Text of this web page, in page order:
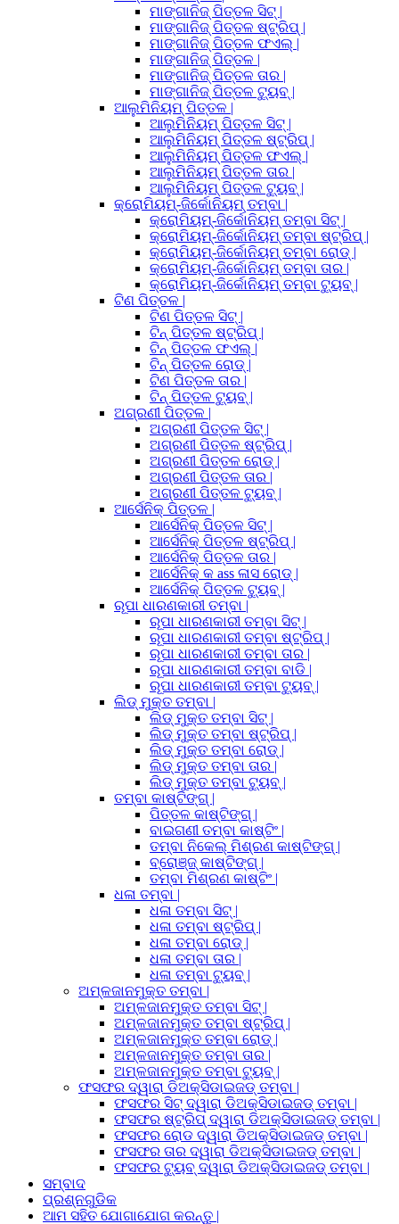
ମାଙ୍ଗାନିଜ୍ ପିତ୍ତଳ ସିଟ୍ |
ମାଙ୍ଗାନିଜ୍ ପିତ୍ତଳ ଷ୍ଟ୍ରିପ୍ |
ମାଙ୍ଗାନିଜ୍ ପିତ୍ତଳ ଫଏଲ୍ |
ମାଙ୍ଗାନିଜ୍ ପିତ୍ତଳ |
ମାଙ୍ଗାନିଜ୍ ପିତ୍ତଳ ତାର |
ମାଙ୍ଗାନିଜ୍ ପିତ୍ତଳ ଟ୍ୟୁବ୍ |
ଆଲୁମିନିୟମ୍ ପିତ୍ତଳ |
ଆଲୁମିନିୟମ୍ ପିତ୍ତଳ ସିଟ୍ |
ଆଲୁମିନିୟମ୍ ପିତ୍ତଳ ଷ୍ଟ୍ରିପ୍ |
ଆଲୁମିନିୟମ୍ ପିତ୍ତଳ ଫଏଲ୍ |
ଆଲୁମିନିୟମ୍ ପିତ୍ତଳ ତାର |
ଆଲୁମିନିୟମ୍ ପିତ୍ତଳ ଟ୍ୟୁବ୍ |
କ୍ରୋମିୟମ୍-ଜିର୍କୋନିୟମ୍ ତମ୍ବା |
କ୍ରୋମିୟମ୍-ଜିର୍କୋନିୟମ୍ ତମ୍ବା ସିଟ୍ |
କ୍ରୋମିୟମ୍-ଜିର୍କୋନିୟମ୍ ତମ୍ବା ଷ୍ଟ୍ରିପ୍ |
କ୍ରୋମିୟମ୍-ଜିର୍କୋନିୟମ୍ ତମ୍ବା ରୋଡ୍ |
କ୍ରୋମିୟମ୍-ଜିର୍କୋନିୟମ୍ ତମ୍ବା ତାର |
କ୍ରୋମିୟମ୍-ଜିର୍କୋନିୟମ୍ ତମ୍ବା ଟ୍ୟୁବ୍ |
ଟିଣ ପିତ୍ତଳ |
ଟିଣ ପିତ୍ତଳ ସିଟ୍ |
ଟିନ୍ ପିତ୍ତଳ ଷ୍ଟ୍ରିପ୍ |
ଟିନ୍ ପିତ୍ତଳ ଫଏଲ୍ |
ଟିନ୍ ପିତ୍ତଳ ରୋଡ୍ |
ଟିଣ ପିତ୍ତଳ ତାର |
ଟିନ୍ ପିତ୍ତଳ ଟ୍ୟୁବ୍ |
ଅଗ୍ରଣୀ ପିତ୍ତଳ |
ଅଗ୍ରଣୀ ପିତ୍ତଳ ସିଟ୍ |
ଅଗ୍ରଣୀ ପିତ୍ତଳ ଷ୍ଟ୍ରିପ୍ |
ଅଗ୍ରଣୀ ପିତ୍ତଳ ରୋଡ୍ |
ଅଗ୍ରଣୀ ପିତ୍ତଳ ତାର |
ଅଗ୍ରଣୀ ପିତ୍ତଳ ଟ୍ୟୁବ୍ |
ଆର୍ସେନିକ୍ ପିତ୍ତଳ |
ଆର୍ସେନିକ୍ ପିତ୍ତଳ ସିଟ୍ |
ଆର୍ସେନିକ୍ ପିତ୍ତଳ ଷ୍ଟ୍ରିପ୍ |
ଆର୍ସେନିକ୍ ପିତ୍ତଳ ତାର |
ଆର୍ସେନିକ୍ କ ass ଳାସ ରୋଡ୍ |
ଆର୍ସେନିକ୍ ପିତ୍ତଳ ଟ୍ୟୁବ୍ |
ରୂପା ଧାରଣକାରୀ ତମ୍ବା |
ରୂପା ଧାରଣକାରୀ ତମ୍ବା ସିଟ୍ |
ରୂପା ଧାରଣକାରୀ ତମ୍ବା ଷ୍ଟ୍ରିପ୍ |
ରୂପା ଧାରଣକାରୀ ତମ୍ବା ତାର |
ରୂପା ଧାରଣକାରୀ ତମ୍ବା ବାଡି |
ରୂପା ଧାରଣକାରୀ ତମ୍ବା ଟ୍ୟୁବ୍ |
ଲିଡ୍ ମୁକ୍ତ ତମ୍ବା |
ଲିଡ୍ ମୁକ୍ତ ତମ୍ବା ସିଟ୍ |
ଲିଡ୍ ମୁକ୍ତ ତମ୍ବା ଷ୍ଟ୍ରିପ୍ |
ଲିଡ୍ ମୁକ୍ତ ତମ୍ବା ରୋଡ୍ |
ଲିଡ୍ ମୁକ୍ତ ତମ୍ବା ତାର |
ଲିଡ୍ ମୁକ୍ତ ତମ୍ବା ଟ୍ୟୁବ୍ |
ତମ୍ବା କାଷ୍ଟିଙ୍ଗ୍ |
ପିତ୍ତଳ କାଷ୍ଟିଙ୍ଗ୍ |
ବାଇଗଣୀ ତମ୍ବା କାଷ୍ଟିଂ |
ତମ୍ବା ନିକେଲ୍ ମିଶ୍ରଣ କାଷ୍ଟିଙ୍ଗ୍ |
ବ୍ରୋଞ୍ଜ୍ କାଷ୍ଟିଙ୍ଗ୍ |
ତମ୍ବା ମିଶ୍ରଣ କାଷ୍ଟିଂ |
ଧଳା ତମ୍ବା |
ଧଳା ତମ୍ବା ସିଟ୍ |
ଧଳା ତମ୍ବା ଷ୍ଟ୍ରିପ୍ |
ଧଳା ତମ୍ବା ରୋଡ୍ |
ଧଳା ତମ୍ବା ତାର |
ଧଳା ତମ୍ବା ଟ୍ୟୁବ୍ |
ଅମ୍ଳଜାନମୁକ୍ତ ତମ୍ବା |
ଅମ୍ଳଜାନମୁକ୍ତ ତମ୍ବା ସିଟ୍ |
ଅମ୍ଳଜାନମୁକ୍ତ ତମ୍ବା ଷ୍ଟ୍ରିପ୍ |
ଅମ୍ଳଜାନମୁକ୍ତ ତମ୍ବା ରୋଡ୍ |
ଅମ୍ଳଜାନମୁକ୍ତ ତମ୍ବା ତାର |
ଅମ୍ଳଜାନମୁକ୍ତ ତମ୍ବା ଟ୍ୟୁବ୍ |
ଫସଫର ଦ୍ୱାରା ଡିଅକ୍ସିଡାଇଜଡ୍ ତମ୍ବା |
ଫସଫର ସିଟ୍ ଦ୍ୱାରା ଡିଅକ୍ସିଡାଇଜଡ୍ ତମ୍ବା |
ଫସଫର ଷ୍ଟ୍ରିପ୍ ଦ୍ୱାରା ଡିଅକ୍ସିଡାଇଜଡ୍ ତମ୍ବା |
ଫସଫର ରୋଡ ଦ୍ୱାରା ଡିଅକ୍ସିଡାଇଜଡ୍ ତମ୍ବା |
ଫସଫର ତାର ଦ୍ୱାରା ଡିଅକ୍ସିଡାଇଜଡ୍ ତମ୍ବା |
ଫସଫର ଟ୍ୟୁବ୍ ଦ୍ୱାରା ଡିଅକ୍ସିଡାଇଜଡ୍ ତମ୍ବା |
ସମ୍ବାଦ
ପ୍ରଶ୍ନଗୁଡିକ
ଆମ ସହିତ ଯୋଗାଯୋଗ କରନ୍ତୁ |